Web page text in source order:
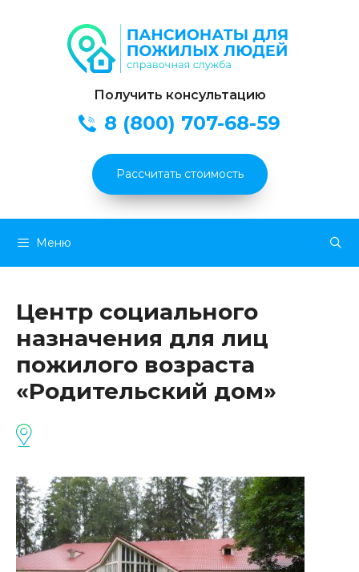
Получить консультацию
8 (800) 707-68-59
Рассчитать стоимость
Меню
Центр социального
назначения для лиц
пожилого возраста
«Родительский дом»